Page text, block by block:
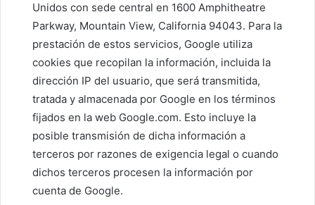
Unidos con sede central en 1600 Amphitheatre
Parkway, Mountain View, California 94043. Para la
prestación de estos servicios, Google utiliza
cookies que recopilan la información, incluida la
dirección IP del usuario, que será transmitida,
tratada y almacenada por Google en los términos
fijados en la web Google.com. Esto incluye la
posible transmisión de dicha información a
terceros por razones de exigencia legal o cuando
dichos terceros procesen la información por
cuenta de Google.